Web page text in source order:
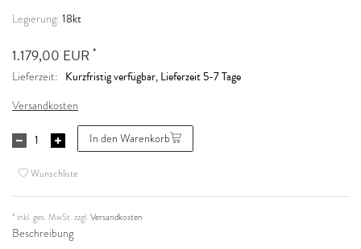
Legierung: 18kt
1.179,00 EUR *
Lieferzeit: Kurzfristig verfügbar, Lieferzeit 5-7 Tage
Versandkosten
In den Warenkorb
Wunschliste
* inkl. ges. MwSt. zzgl.Versandkosten
Beschreibung